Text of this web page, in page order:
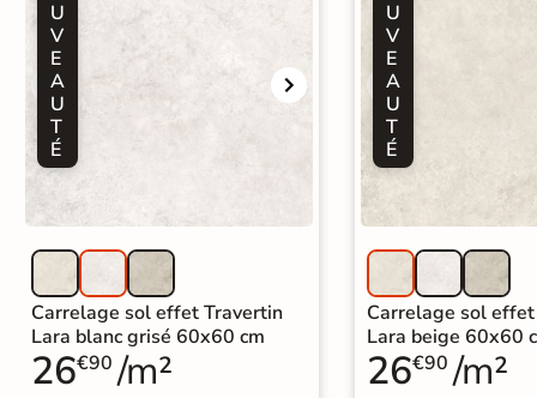
Carrelage extra fin
Voir tous les
formats
Carrelage poli /
semi-poli
Carrelage brillant
Échantillons gratuits
U
V
E
A
U
T
É
Carrelage sol effet Travertin
Lara blanc grisé 60x60 cm
26€90 /m²
U
V
E
A
U
T
É
Carrelage sol
Lara beige 60x60
26€90 /m²